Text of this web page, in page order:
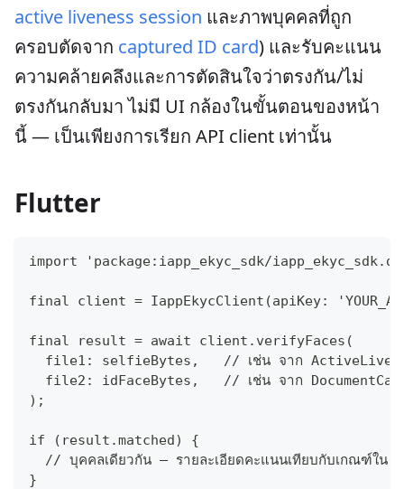
active liveness session และภาพบุคคลที่ถูก
ครอบตัดจาก captured ID card) และรับคะแนน
ความคล้ายคลึงและการตัดสินใจว่าตรงกัน/ไม่
ตรงกันกลับมา ไม่มี UI กล้องในขั้นตอนของหน้า
นี้ — เป็นเพียงการเรียก API client เท่านั้น
Flutter
import 'package:iapp_ekyc_sdk/
final client = IappEkycClient(apiKey:
final result = await client.verifyFaces(
file1: selfieBytes,   // เช่น จาก
file2: idFaceBytes,   // เช่น จาก
);
if (result.matched) {
// บุคคลเดียวกัน — รายละเอียดคะแนนเทียบกับเกณฑ์ใน
}